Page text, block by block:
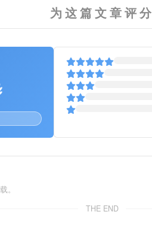
为这篇文章评分
。
THE END